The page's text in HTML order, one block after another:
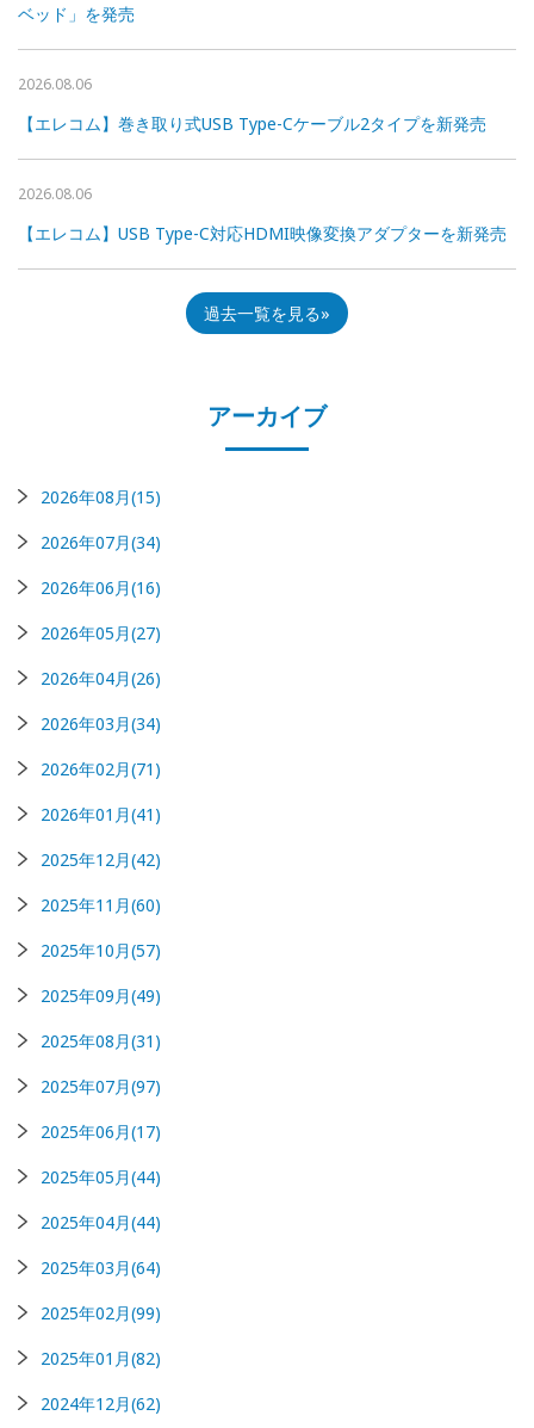
ベッド」を発売
2026.08.06
【エレコム】巻き取り式USB Type-Cケーブル2タイプを新発売
2026.08.06
【エレコム】USB Type-C対応HDMI映像変換アダプターを新発売
過去一覧を見る
アーカイブ
2026年08月(15)
2026年07月(34)
2026年06月(16)
2026年05月(27)
2026年04月(26)
2026年03月(34)
2026年02月(71)
2026年01月(41)
2025年12月(42)
2025年11月(60)
2025年10月(57)
2025年09月(49)
2025年08月(31)
2025年07月(97)
2025年06月(17)
2025年05月(44)
2025年04月(44)
2025年03月(64)
2025年02月(99)
2025年01月(82)
2024年12月(62)